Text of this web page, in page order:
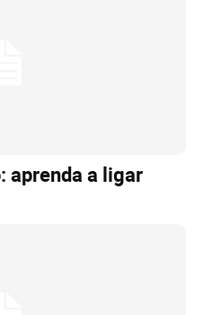
aprenda a ligar